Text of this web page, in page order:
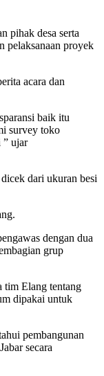
pihak desa serta
pelaksanaan proyek
acara dan
baik itu
survey toko
” ujar
dari ukuran besi
dengan dua
grup
tim Elang tentang
dipakai untuk
pembangunan
secara